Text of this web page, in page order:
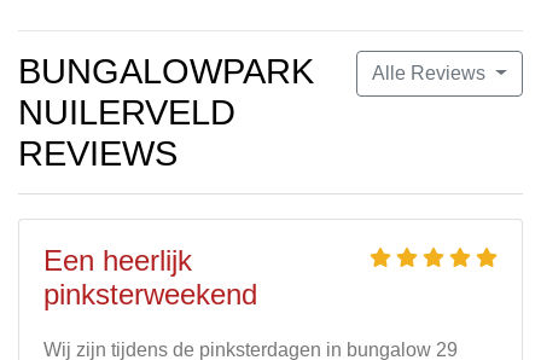
Alle Reviews
BUNGALOWPARK
NUILERVELD
REVIEWS
Een heerlijk
pinksterweekend
Wij zijn tijdens de pinksterdagen in bungalow 29